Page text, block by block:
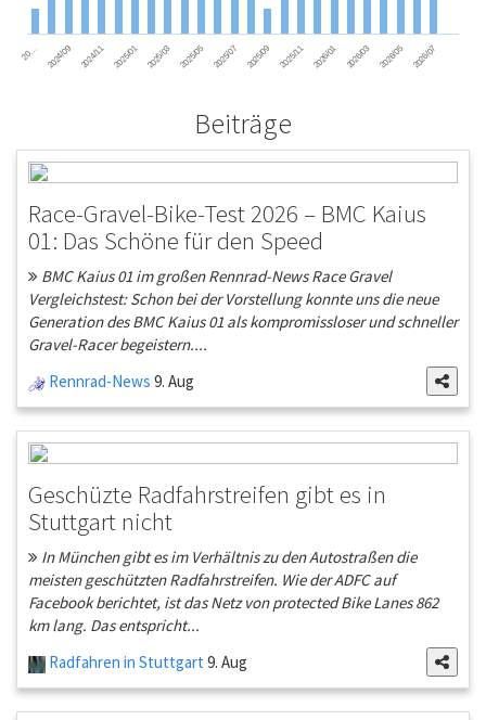
20… 2024/09 2024/11 2025/01 2025/03 2025/05 2025/07 2025/09 2025/11 2026/01 2026/03 2026/05 2026/07
Beiträge
Race-Gravel-Bike-Test 2026 – BMC Kaius
01: Das Schöne für den Speed
BMC Kaius 01 im großen Rennrad-News Race Gravel
Vergleichstest: Schon bei der Vorstellung konnte uns die neue
Generation des BMC Kaius 01 als kompromissloser und schneller
Gravel-Racer begeistern....
Rennrad-News 9. Aug
Geschüzte Radfahrstreifen gibt es in
Stuttgart nicht
In München gibt es im Verhältnis zu den Autostraßen die
meisten geschützten Radfahrstreifen. Wie der ADFC auf
Facebook berichtet, ist das Netz von protected Bike Lanes 862
km lang. Das entspricht...
Radfahren in Stuttgart 9. Aug